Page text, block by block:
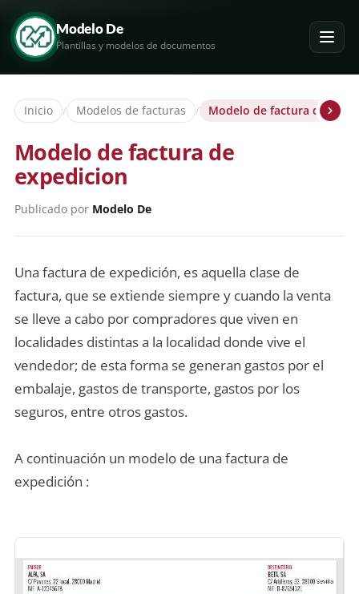
Modelo De
Plantillas y modelos de documentos
Inicio / Modelos de facturas / Modelo de factura de
Modelo de factura de
expedicion
Publicado por Modelo De
Una factura de expedición, es aquella clase de
factura, que se extiende siempre y cuando la venta
se lleve a cabo por compradores que viven en
localidades distintas a la localidad donde vive el
vendedor; de esta forma se generan gastos por el
embalaje, gastos de transporte, gastos por los
seguros, entre otros gastos.
A continuación un modelo de una factura de
expedición :